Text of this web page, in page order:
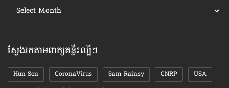
ស្វែងរក
ឯកសារ
ស្វែងរកតាមពាក្យគន្លឹះល្បីៗ
Hun Sen CoronaVirus Sam Rainsy CNRP USA